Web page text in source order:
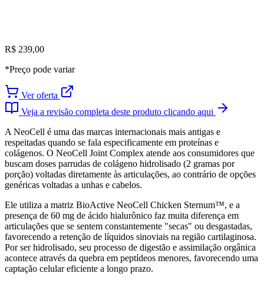
R$ 239,00
*Preço pode variar
Ver oferta
Veja a revisão completa deste produto clicando aqui
A NeoCell é uma das marcas internacionais mais antigas e
respeitadas quando se fala especificamente em proteínas e
colágenos. O NeoCell Joint Complex atende aos consumidores que
buscam doses parrudas de colágeno hidrolisado (2 gramas por
porção) voltadas diretamente às articulações, ao contrário de opções
genéricas voltadas a unhas e cabelos.
Ele utiliza a matriz BioActive NeoCell Chicken Sternum™, e a
presença de 60 mg de ácido hialurônico faz muita diferença em
articulações que se sentem constantemente "secas" ou desgastadas,
favorecendo a retenção de líquidos sinoviais na região cartilaginosa.
Por ser hidrolisado, seu processo de digestão e assimilação orgânica
acontece através da quebra em peptídeos menores, favorecendo uma
captação celular eficiente a longo prazo.